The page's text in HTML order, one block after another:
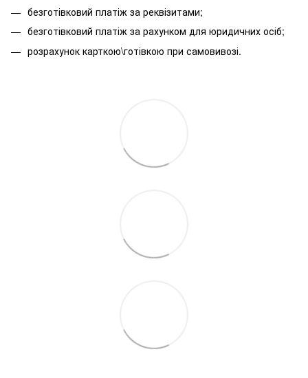
безготівковий платіж за реквізитами;
безготівковий платіж за рахунком для юридичних осіб;
розрахунок карткою\готівкою при самовивозі.